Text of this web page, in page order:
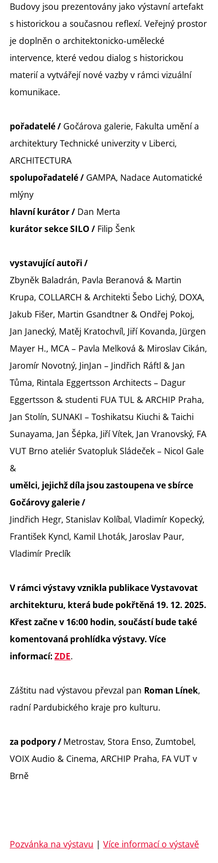
Budovy jsou prezentovány jako výstavní artefakt
s historickou a současnou reflexí. Veřejný prostor
je doplněn o architektonicko-umělecké
intervence, které vedou dialog s historickou
materií a vytvářejí nové vazby v rámci vizuální
komunikace.
pořadatelé / Gočárova galerie, Fakulta umění a
architektury Technické univerzity v Liberci,
ARCHITECTURA
spolupořadatelé / GAMPA, Nadace Automatické
mlýny
hlavní kurátor / Dan Merta
kurátor sekce SILO / Filip Šenk
vystavující autoři /
Zbyněk Baladrán, Pavla Beranová & Martin
Krupa, COLLARCH & Architekti Šebo Lichý, DOXA,
Jakub Fišer, Martin Gsandtner & Ondřej Pokoj,
Jan Janecký, Matěj Kratochvíl, Jiří Kovanda, Jürgen
Mayer H., MCA – Pavla Melková & Miroslav Cikán,
Jaromír Novotný, JinJan – Jindřich Ráftl & Jan
Tůma, Rintala Eggertsson Architects – Dagur
Eggertsson & studenti FUA TUL & ARCHIP Praha,
Jan Stolín, SUNAKI – Toshikatsu Kiuchi & Taichi
Sunayama, Jan Šépka, Jiří Vítek, Jan Vranovský, FA
VUT Brno ateliér Svatopluk Sládeček – Nicol Gale
&
umělci, jejichž díla jsou zastoupena ve sbírce
Gočárovy galerie /
Jindřich Hegr, Stanislav Kolíbal, Vladimír Kopecký,
František Kyncl, Kamil Lhoták, Jaroslav Paur,
Vladimír Preclík
V rámci výstavy vznikla publikace Vystavovat
architekturu, která bude pokřtěná 19. 12. 2025.
Křest začne v 16:00 hodin, součástí bude také
komentovaná prohlídka výstavy. Více
informací: ZDE.
Záštitu nad výstavou převzal pan Roman Línek,
radní Pardubického kraje pro kulturu.
za podpory / Metrostav, Stora Enso, Zumtobel,
VOIX Audio & Cinema, ARCHIP Praha, FA VUT v
Brně
Pozvánka na výstavu | Více informací o výstavě